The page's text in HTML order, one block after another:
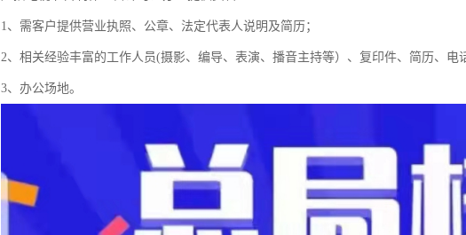
1、需客户提供营业执照、公章、法定代表人说明及简历；
2、相关经验丰富的工作人员(摄影、编导、表演、播音主持等）、复印件、简历、电
3、办公场地。